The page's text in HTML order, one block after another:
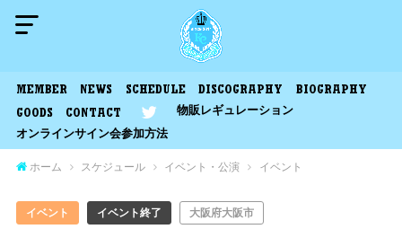
MEMBER NEWS SCHEDULE DISCOGRAPHY
BIOGRAPHY
GOODS
CONTACT
物販レギュレーション
オンラインサイン会参加方法
ホーム スケジュール イベント・公演 イベント
イベント イベント終了 大阪府大阪市